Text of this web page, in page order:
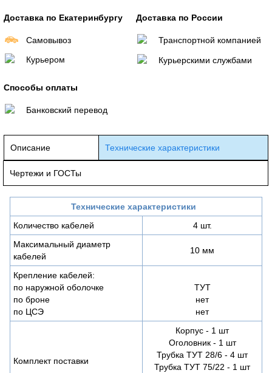
Доставка по Екатеринбургу
Самовывоз
Курьером
Доставка по России
Транспортной компанией
Курьерскими службами
Способы оплаты
Банковский перевод
Описание Технические характеристики
Чертежи и ГОСТы
Технические характеристики
Количество кабелей
4 шт.
Максимальный диаметр
кабелей
10 мм
Крепление кабелей:
по наружной оболочке
по броне
по ЦСЭ
ТУТ
нет
нет
Комплект поставки
Корпус - 1 шт
Оголовник - 1 шт
Трубка ТУТ 28/6 - 4 шт
Трубка ТУТ 75/22 - 1 шт